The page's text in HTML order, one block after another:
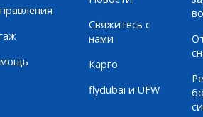
Свяжитесь с
нами
Карго
flydubai и UFW